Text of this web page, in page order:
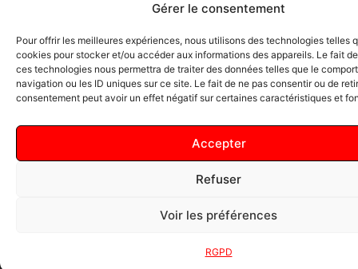
Gérer le consentement
Pour offrir les meilleures expériences, nous utilisons des technologies telles
cookies pour stocker et/ou accéder aux informations des appareils. Le fait
ces technologies nous permettra de traiter des données telles que le
navigation ou les ID uniques sur ce site. Le fait de ne pas consentir ou de
consentement peut avoir un effet négatif sur certaines caractéristiques et
Accepter
Refuser
Voir les préférences
RGPD